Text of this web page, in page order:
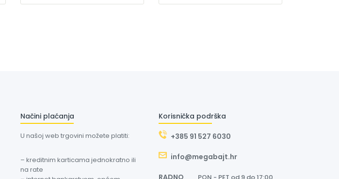
Načini plaćanja
U našoj web trgovini možete platiti:
– kreditnim karticama jednokratno ili
na rate
Korisnička podrška
+385 91 527 6030
info@megabajt.hr
RADNO